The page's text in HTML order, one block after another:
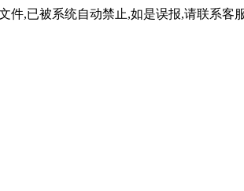
件,已被系统自动禁止,如是误报,请联系客